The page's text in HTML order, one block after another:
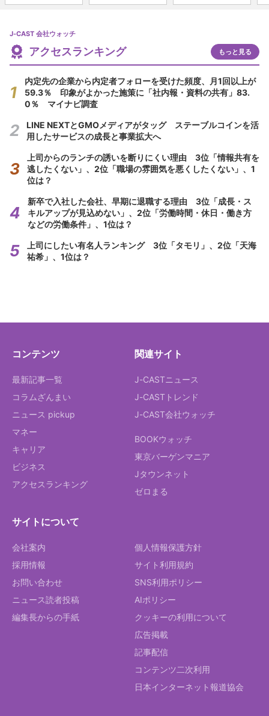
J-CAST 会社ウォッチ
アクセスランキング もっと見る
内定先の企業から内定者フォローを受けた頻度、月1回以上が
59.3％ 印象がよかった施策に「社内報・資料の共有」83.
0％ マイナビ調査
LINE NEXTとGMOメディアがタッグ ステーブルコインを活
用したサービスの成長と事業拡大へ
上司からのランチの誘いを断りにくい理由 3位「情報共有を
逃したくない」、2位「職場の雰囲気を悪くしたくない」、1
位は？
新卒で入社した会社、早期に退職する理由 3位「成長・ス
キルアップが見込めない」、2位「労働時間・休日・働き方
などの労働条件」、1位は？
上司にしたい有名人ランキング 3位「タモリ」、2位「天海
祐希」、1位は？
コンテンツ
最新記事一覧
コラムざんまい
ニュース pickup
マネー
キャリア
ビジネス
アクセスランキング
関連サイト
J-CASTニュース
J-CASTトレンド
J-CAST会社ウォッチ
BOOKウォッチ
東京バーゲンマニア
Jタウンネット
ゼロまる
サイトについて
会社案内
採用情報
お問い合わせ
ニュース読者投稿
編集長からの手紙
個人情報保護方針
サイト利用規約
SNS利用ポリシー
AIポリシー
クッキーの利用について
広告掲載
記事配信
コンテンツ二次利用
日本インターネット報道協会